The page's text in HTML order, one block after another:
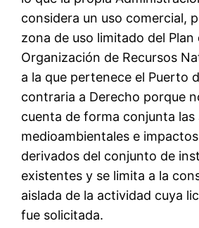
considera un uso comercial,
zona de uso limitado del Plan
Organización de Recursos
a la que pertenece el Puerto
contraria a Derecho porque
cuenta de forma conjunta las
medioambientales e
derivados del conjunto de
existentes y se limita a la
aislada de la actividad cuya
fue solicitada.